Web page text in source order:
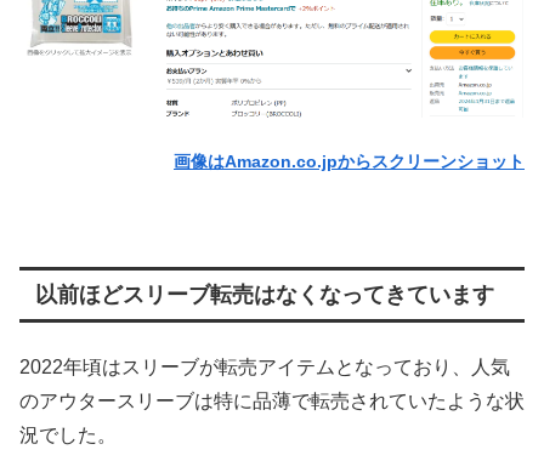
画像はAmazon.co.jpからスクリーンショット
以前ほどスリーブ転売はなくなってきています
2022年頃はスリーブが転売アイテムとなっており、人気
のアウタースリーブは特に品薄で転売されていたような状
況でした。